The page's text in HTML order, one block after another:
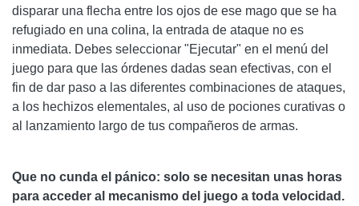
disparar una flecha entre los ojos de ese mago que se ha
refugiado en una colina, la entrada de ataque no es
inmediata. Debes seleccionar "Ejecutar" en el menú del
juego para que las órdenes dadas sean efectivas, con el
fin de dar paso a las diferentes combinaciones de ataques,
a los hechizos elementales, al uso de pociones curativas o
al lanzamiento largo de tus compañeros de armas.
Que no cunda el pánico: solo se necesitan unas horas
para acceder al mecanismo del juego a toda velocidad.